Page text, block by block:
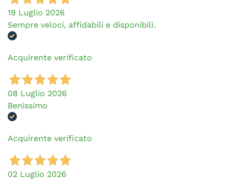
19 Luglio 2026
Sempre veloci, affidabili e disponibili.
Acquirente verificato
08 Luglio 2026
Benissimo
Acquirente verificato
02 Luglio 2026